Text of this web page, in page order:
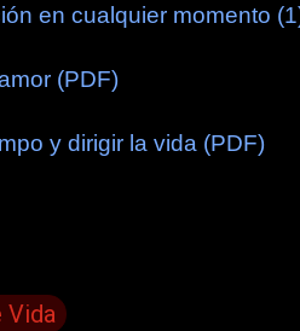
en cualquier momento
(PDF)
y dirigir la vida (PDF)
Vida